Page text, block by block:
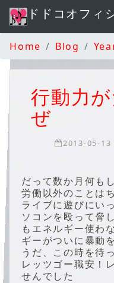
ドドコオフィ
Home Blog
行動力
ぜ
2013-05-13
だって数か月何も
労働以外のことは
ライブに遊びにい
ソコンを殴って脅
もエネルギー使わ
ギーがついに暴
うだ、この時を待
レッツゴー職安！
せんでした